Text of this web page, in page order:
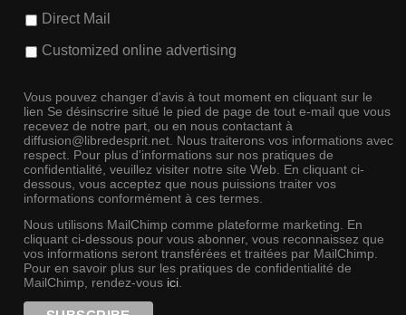
Direct Mail
Customized online advertising
Vous pouvez changer d'avis à tout moment en cliquant sur le
lien Se désinscrire situé le pied de page de tout e-mail que vous
recevez de notre part, ou en nous contactant à
diffusion@libredesprit.net. Nous traiterons vos informations avec
respect. Pour plus d'informations sur nos pratiques de
confidentialité, veuillez visiter notre site Web. En cliquant ci-
dessous, vous acceptez que nous puissions traiter vos
informations conformément à ces termes.
Nous utilisons MailChimp comme plateforme marketing. En
cliquant ci-dessous pour vous abonner, vous reconnaissez que
vos informations seront transférées et traitées par MailChimp.
Pour en savoir plus sur les pratiques de confidentialité de
MailChimp, rendez-vous ici.